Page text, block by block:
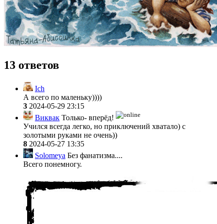
13 ответов
Ich
А всего по маленьку))))
3 2024-05-29 23:15
Виквак Только- вперёд!
Учился всегда легко, но приключений хватало) с
золотыми руками не очень))
8 2024-05-27 13:35
Solomeya Без фанатизма....
Всего понемногу.